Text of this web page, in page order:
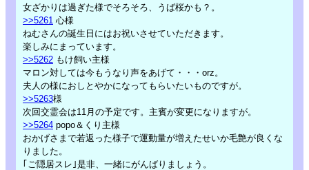
女ざかりは過ぎた様でそろそろ、うば桜かも？。
>>5261 心様
ねむさんの誕生日にはお祝いさせていただきます。
楽しみにまっています。
>>5262 もけ飼い主様
マロン対しては今もうなり声をあげて・・・orz。
夫人の様におしとやかになってもらいたいものですが。
>>5263様
次回交霊会は11月の予定です。主賓が変更になりますが。
>>5264 popo＆くり主様
おかげさまで若返った様子で運動量が増えたせいか毛艶が良くな
りました。
｢ご隠居スレ｣是非、一緒にがんばりましょう。